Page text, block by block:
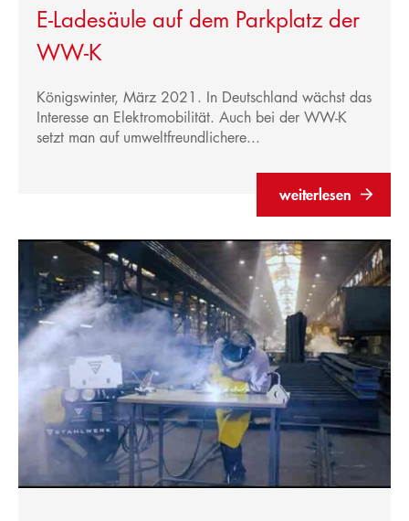
E-Ladesäule auf dem Parkplatz der
WW-K
Königswinter, März 2021. In Deutschland wächst das
Interesse an Elektromobilität. Auch bei der WW-K
setzt man auf umweltfreundlichere...
weiterlesen